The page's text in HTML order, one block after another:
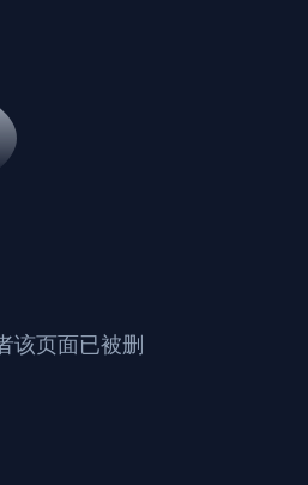
该页面已被删